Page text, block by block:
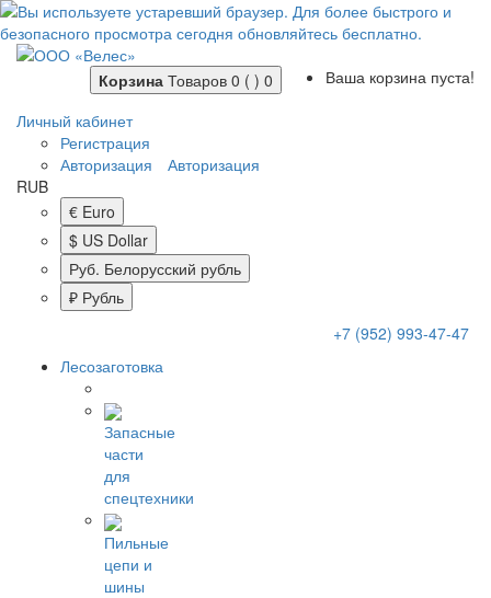
Корзина Товаров 0 ( ) 0
Ваша корзина пуста!
Личный кабинет
Регистрация
Авторизация
Авторизация
RUB
€ Euro
$ US Dollar
Руб. Белорусский рубль
₽ Рубль
+7 (952) 993-47-47
Лесозаготовка
Запасные
части
для
спецтехники
Пильные
цепи и
шины